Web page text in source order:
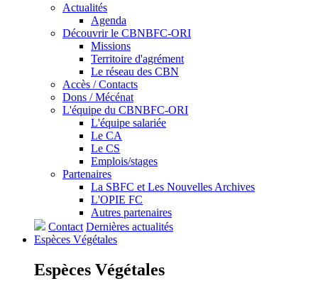
Actualités
Agenda
Découvrir le CBNBFC-ORI
Missions
Territoire d'agrément
Le réseau des CBN
Accès / Contacts
Dons / Mécénat
L'équipe du CBNBFC-ORI
L'équipe salariée
Le CA
Le CS
Emplois/stages
Partenaires
La SBFC et Les Nouvelles Archives
L'OPIE FC
Autres partenaires
Contact Dernières actualités
Espèces Végétales
Espèces Végétales